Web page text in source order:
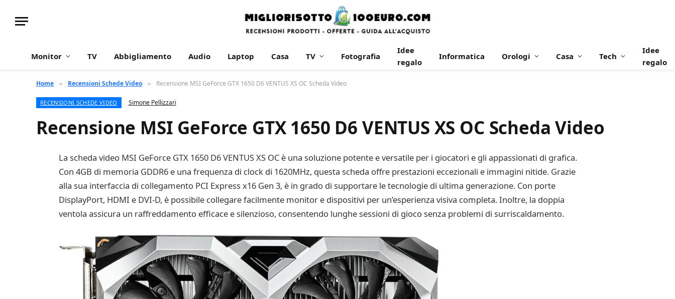
Monitor TV Abbigliamento Audio Laptop Casa TV Fotografia
Idee
regalo
Informatica Orologi Casa Tech
Idee
regalo
Home » Recensioni Schede Video » Recensione MSI GeForce GTX 1650 D6 VENTUS XS OC Scheda Video
RECENSIONI SCHEDE VIDEO Simone Pellizzari
Recensione MSI GeForce GTX 1650 D6 VENTUS XS OC Scheda Video
La scheda video MSI GeForce GTX 1650 D6 VENTUS XS OC è una soluzione potente e versatile per i giocatori e gli appassionati di grafica.
Con 4GB di memoria GDDR6 e una frequenza di clock di 1620MHz, questa scheda offre prestazioni eccezionali e immagini nitide. Grazie
alla sua interfaccia di collegamento PCI Express x16 Gen 3, è in grado di supportare le tecnologie di ultima generazione. Con porte
DisplayPort, HDMI e DVI-D, è possibile collegare facilmente monitor e dispositivi per un’esperienza visiva completa. Inoltre, la doppia
ventola assicura un raffreddamento efficace e silenzioso, consentendo lunghe sessioni di gioco senza problemi di surriscaldamento.